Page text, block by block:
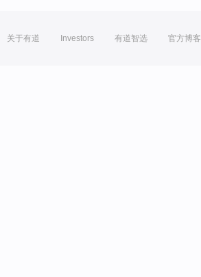
关于有道 Investors 有道智选 官方博客